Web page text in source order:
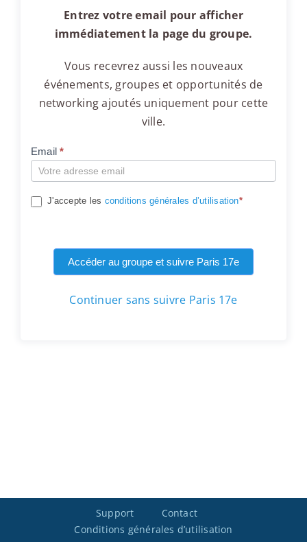
Entrez votre email pour afficher
immédiatement la page du groupe.
Vous recevrez aussi les nouveaux
événements, groupes et opportunités de
networking ajoutés uniquement pour cette
ville.
Compte
Email*
J'accepte les conditions générales d’utilisation*
Accéder au groupe et suivre Paris 17e
Continuer sans suivre Paris 17e
Support
Contact
Conditions générales d’utilisation